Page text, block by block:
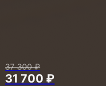
37 300 ₽
31 700 ₽